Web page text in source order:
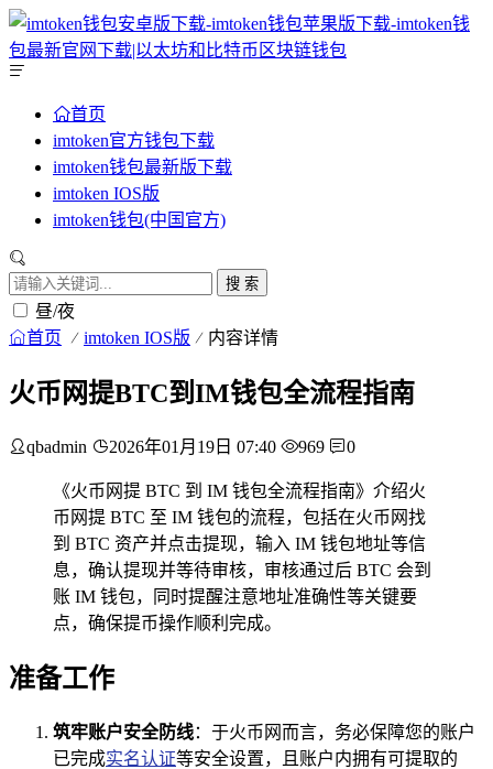
首页
imtoken官方钱包下载
imtoken钱包最新版下载
imtoken IOS版
imtoken钱包(中国官方)
搜 索
昼/夜
首页 imtoken IOS版 内容详情
火币网提BTC到IM钱包全流程指南
qbadmin 2026年01月19日 07:40 969 0
《火币网提 BTC 到 IM 钱包全流程指南》介绍火
币网提 BTC 至 IM 钱包的流程，包括在火币网找
到 BTC 资产并点击提现，输入 IM 钱包地址等信
息，确认提现并等待审核，审核通过后 BTC 会到
账 IM 钱包，同时提醒注意地址准确性等关键要
点，确保提币操作顺利完成。
准备工作
筑牢账户安全防线：于火币网而言，务必保障您的账户
已完成实名认证等安全设置，且账户内拥有可提取的